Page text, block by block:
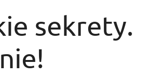
sekrety.